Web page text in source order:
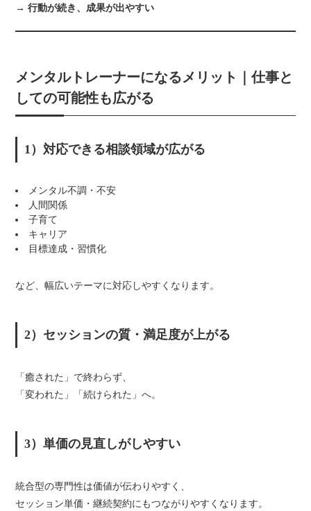
→行動が続き、成果が出やすい
メンタルトレーナーになるメリット｜仕事と
しての可能性も広がる
1）対応できる相談領域が広がる
メンタル不調・不安
人間関係
子育て
キャリア
目標達成・習慣化
など、幅広いテーマに対応しやすくなります。
2）セッションの質・満足度が上がる
「癒された」で終わらず、
「変われた」「続けられた」へ。
3）単価の見直しがしやすい
統合型の専門性は価値が伝わりやすく、
セッション単価・継続契約にもつながりやすくなります。